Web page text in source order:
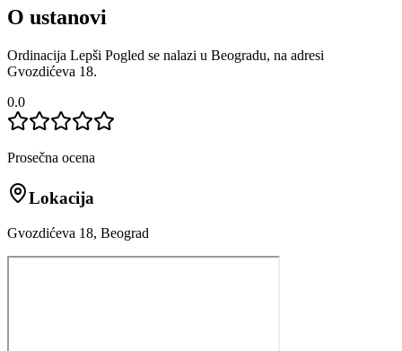
O ustanovi
Ordinacija Lepši Pogled se nalazi u Beogradu, na adresi
Gvozdićeva 18.
0.0
Prosečna ocena
Lokacija
Gvozdićeva 18, Beograd